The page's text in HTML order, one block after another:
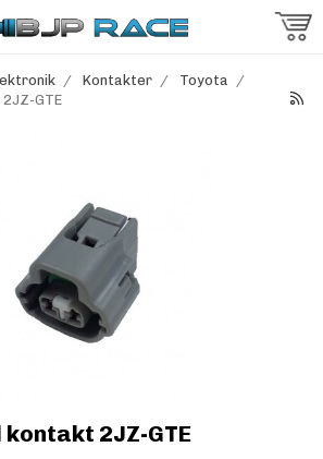
/ Kontakter / Toyota /
GTE
kontakt 2JZ-GTE